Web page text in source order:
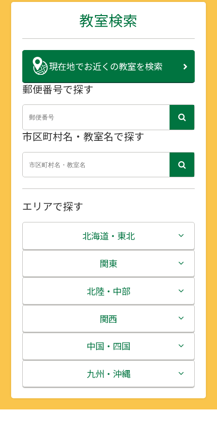
教室検索
現在地でお近くの教室を検索
郵便番号で探す
市区町村名・教室名で探す
エリアで探す
北海道・東北
北海道
青森県
岩手県
宮城県
秋田県
山形県
関東
茨城県
栃木県
群馬県
埼玉県
千葉県
北陸・中部
新潟県
富山県
石川県
福井県
関西
三重県
滋賀県
京都府
中国・四国
鳥取県
島根県
九州・沖縄
福岡県